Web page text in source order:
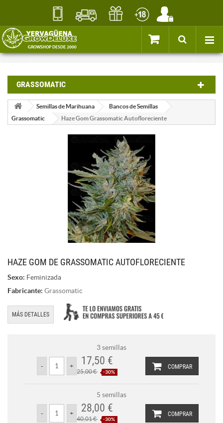
GRASSOMATIC
Semillas de Marihuana
Bancos de Semillas
Grassomatic
Haze Gom Grassomatic Autofloreciente
HAZE GOM DE GRASSOMATIC AUTOFLORECIENTE
Sexo: Feminizada
Fabricante: Grassomatic
MÁS DETALLES
3 semillas
COMPRAR
17,50 €
25,00 € -30%
5 semillas
COMPRAR
28,00 €
40,01 € -30%